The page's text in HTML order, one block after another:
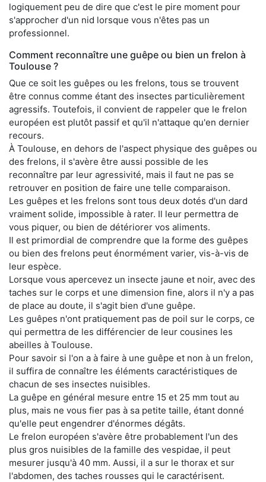
logiquement peu de dire que c'est le pire moment pour
s'approcher d'un nid lorsque vous n'êtes pas un
professionnel.
Comment reconnaître une guêpe ou bien un frelon à
Toulouse ?
Que ce soit les guêpes ou les frelons, tous se trouvent
être connus comme étant des insectes particulièrement
agressifs. Toutefois, il convient de rappeler que le frelon
européen est plutôt passif et qu'il n'attaque qu'en dernier
recours.
À Toulouse, en dehors de l'aspect physique des guêpes ou
des frelons, il s'avère être aussi possible de les
reconnaître par leur agressivité, mais il faut ne pas se
retrouver en position de faire une telle comparaison.
Les guêpes et les frelons sont tous deux dotés d'un dard
vraiment solide, impossible à rater. Il leur permettra de
vous piquer, ou bien de détériorer vos aliments.
Il est primordial de comprendre que la forme des guêpes
ou bien des frelons peut énormément varier, vis-à-vis de
leur espèce.
Lorsque vous apercevez un insecte jaune et noir, avec des
taches sur le corps et une dimension fine, alors il n'y a pas
de place au doute, il s'agit bien d'une guêpe.
Les guêpes n'ont pratiquement pas de poil sur le corps, ce
qui permettra de les différencier de leur cousines les
abeilles à Toulouse.
Pour savoir si l'on a à faire à une guêpe et non à un frelon,
il suffira de connaître les éléments caractéristiques de
chacun de ses insectes nuisibles.
La guêpe en général mesure entre 15 et 25 mm tout au
plus, mais ne vous fier pas à sa petite taille, étant donné
qu'elle peut engendrer d'énormes dégâts.
Le frelon européen s'avère être probablement l'un des
plus gros nuisibles de la famille des vespidae, il peut
mesurer jusqu'à 40 mm. Aussi, il a sur le thorax et sur
l'abdomen, des taches rousses qui le caractérisent.